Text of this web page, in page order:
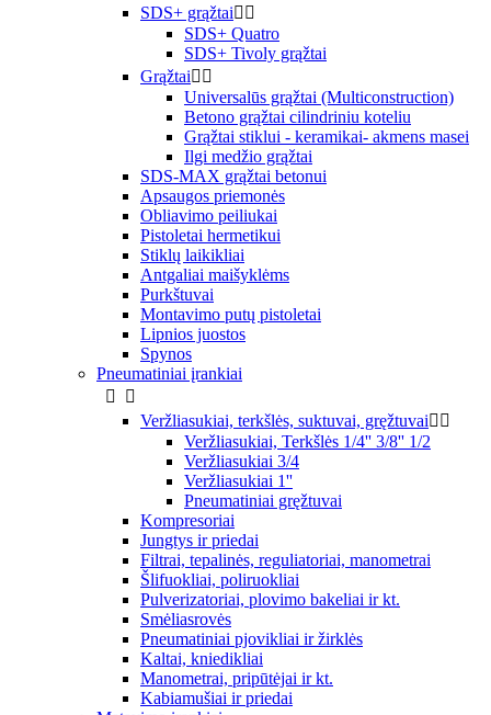
SDS+ grąžtai 
SDS+ Quatro
SDS+ Tivoly grąžtai
Grąžtai 
Universalūs grąžtai (Multiconstruction)
Betono grąžtai cilindriniu koteliu
Grąžtai stiklui - keramikai- akmens masei
Ilgi medžio grąžtai
SDS-MAX grąžtai betonui
Apsaugos priemonės
Obliavimo peiliukai
Pistoletai hermetikui
Stiklų laikikliai
Antgaliai maišyklėms
Purkštuvai
Montavimo putų pistoletai
Lipnios juostos
Spynos
Pneumatiniai įrankiai


Veržliasukiai, terkšlės, suktuvai, gręžtuvai 
Veržliasukiai, Terkšlės 1/4'' 3/8'' 1/2
Veržliasukiai 3/4
Veržliasukiai 1''
Pneumatiniai gręžtuvai
Kompresoriai
Jungtys ir priedai
Filtrai, tepalinės, reguliatoriai, manometrai
Šlifuokliai, poliruokliai
Pulverizatoriai, plovimo bakeliai ir kt.
Smėliasrovės
Pneumatiniai pjovikliai ir žirklės
Kaltai, kniedikliai
Manometrai, pripūtėjai ir kt.
Kabiamušiai ir priedai